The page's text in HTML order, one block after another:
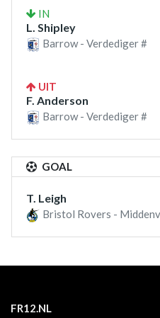
IN
L. Shipley
Barrow - Verdediger #
UIT
F. Anderson
Barrow - Verdediger #
GOAL
T. Leigh
Bristol Rovers -
FR12.NL